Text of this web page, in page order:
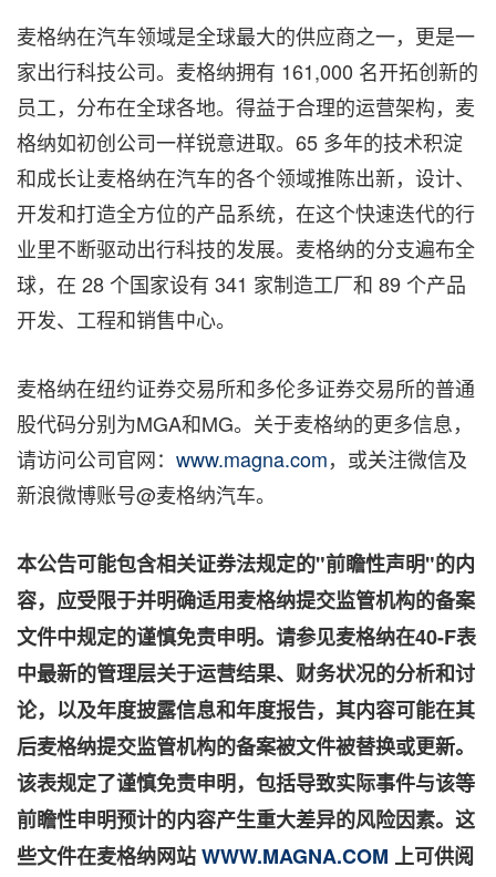
麦格纳在汽车领域是全球最大的供应商之一，更是一
家出行科技公司。 麦格纳拥有 161,000 名开拓创新的
员工，分布在全球各地。得益于合理的运营架构， 麦
格纳如初创公司一样锐意进取。65 多年的技术积淀
和成长让麦格纳在汽车的各个领域推陈出新，设计、
开发和打造全方位的产品系统，在这个快速迭代的行
业里不断驱动出行科技的发展。 麦格纳的分支遍布全
球，在 28 个国家设有 341 家制造工厂和 89 个产品
开发、工程和销售中心。
麦格纳在纽约证券交易所和多伦多证券交易所的普通
股代码分别为MGA和MG。关于麦格纳的更多信息，
请访问公司官网： www.magna.com，或关注微信及
新浪微博账号@麦格纳汽车。
本公告可能包含相关证券法规定的"前瞻性声明"的内
容，应受限于并明确适用麦格纳提交监管机构的备案
文件中规定的谨慎免责申明。请参见麦格纳在40-F表
中最新的管理层关于运营结果、财务状况的分析和讨
论，以及年度披露信息和年度报告，其内容可能在其
后麦格纳提交监管机构的备案被文件被替换或更新。
该表规定了谨慎免责申明，包括导致实际事件与该等
前瞻性申明预计的内容产生重大差异的风险因素。这
些文件在麦格纳网站WWW.MAGNA.COM 上可供阅